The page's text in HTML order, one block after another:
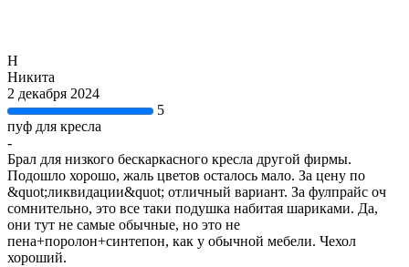
Н
Никита
2 декабря 2024
5
пуф для кресла
-
Брал для низкого бескаркасного кресла другой фирмы.
Подошло хорошо, жаль цветов осталось мало. За цену по
&quot;ликвидации&quot; отличный вариант. За фулпрайс оч
сомнительно, это все таки подушка набитая шариками. Да,
они тут не самые обычные, но это не
пена+поролон+синтепон, как у обычной мебели. Чехол
хороший.